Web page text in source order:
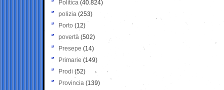
Politica (40.824)
polizia (253)
Porto (12)
povertà (502)
Presepe (14)
Primarie (149)
Prodi (52)
Provincia (139)